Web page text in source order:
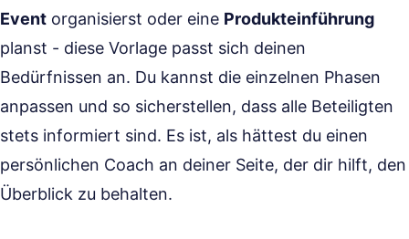
Event organisierst oder eine Produkteinführung
planst - diese Vorlage passt sich deinen
Bedürfnissen an. Du kannst die einzelnen Phasen
anpassen und so sicherstellen, dass alle Beteiligten
stets informiert sind. Es ist, als hättest du einen
persönlichen Coach an deiner Seite, der dir hilft, den
Überblick zu behalten.